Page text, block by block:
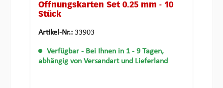
Öffnungskarten Set 0.25 mm - 10
Stück
Artikel-Nr.: 33903
Verfügbar - Bei Ihnen in 1 - 9 Tagen,
abhängig von Versandart und Lieferland